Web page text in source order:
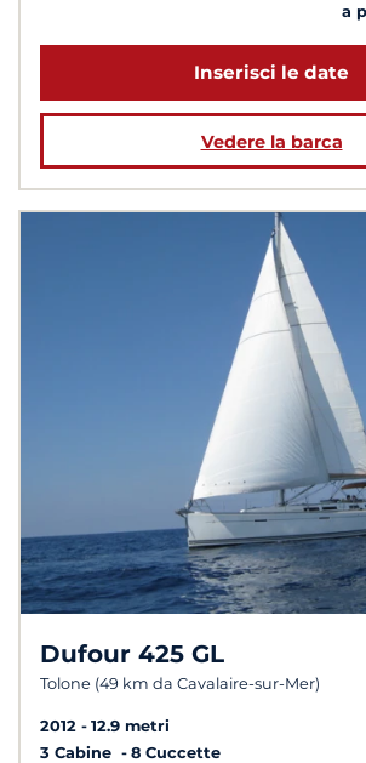
a
Inserisci le date
Vedere la barca
Dufour 425 GL
Tolone (49 km da Cavalaire-sur-Mer)
2012
12.9 metri
3 Cabine
8 Cuccette